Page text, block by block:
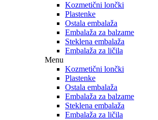
Kozmetični lončki
Plastenke
Ostala embalaža
Embalaža za balzame
Steklena embalaža
Embalaža za ličila
Menu
Kozmetični lončki
Plastenke
Ostala embalaža
Embalaža za balzame
Steklena embalaža
Embalaža za ličila